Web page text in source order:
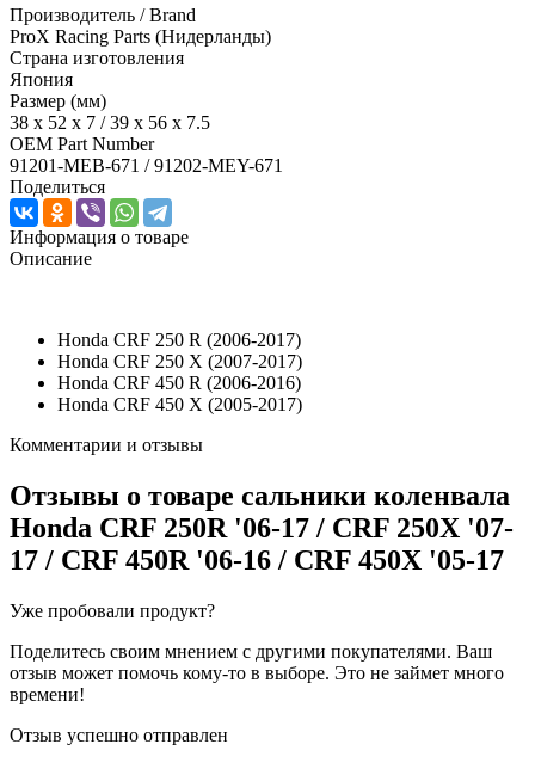
Производитель / Brand
ProX Racing Parts (Нидерланды)
Страна изготовления
Япония
Размер (мм)
38 x 52 x 7 / 39 x 56 x 7.5
OEM Part Number
91201-MEB-671 / 91202-MEY-671
Поделиться
Информация о товаре
Описание
Honda CRF 250 R (2006-2017)
Honda CRF 250 X (2007-2017)
Honda CRF 450 R (2006-2016)
Honda CRF 450 X (2005-2017)
Комментарии и отзывы
Отзывы о товаре сальники коленвала
Honda CRF 250R '06-17 / CRF 250X '07-
17 / CRF 450R '06-16 / CRF 450X '05-17
Уже пробовали продукт?
Поделитесь своим мнением с другими покупателями. Ваш
отзыв может помочь кому-то в выборе. Это не займет много
времени!
Отзыв успешно отправлен